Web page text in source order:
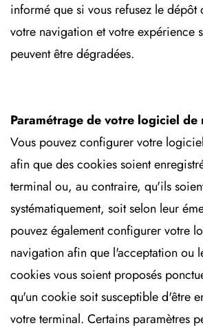
informé que si vous refusez le dépôt
votre navigation et votre expérience
peuvent être dégradées.
Paramétrage de votre logiciel de
Vous pouvez configurer votre
afin que des cookies soient
terminal ou, au contraire, qu'ils
systématiquement, soit selon leur
pouvez également configurer votre
navigation afin que l'acceptation ou
cookies vous soient proposés
qu'un cookie soit susceptible d'être
votre terminal. Certains paramètres